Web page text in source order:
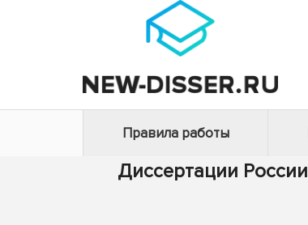
Правила работы
Диссертации России